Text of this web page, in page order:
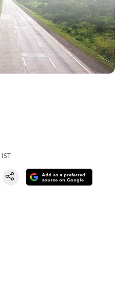
IST
Add as a preferred
source on Google